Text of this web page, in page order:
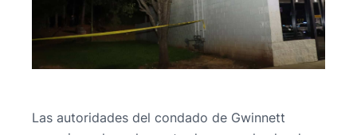
Las autoridades del condado de Gwinnett